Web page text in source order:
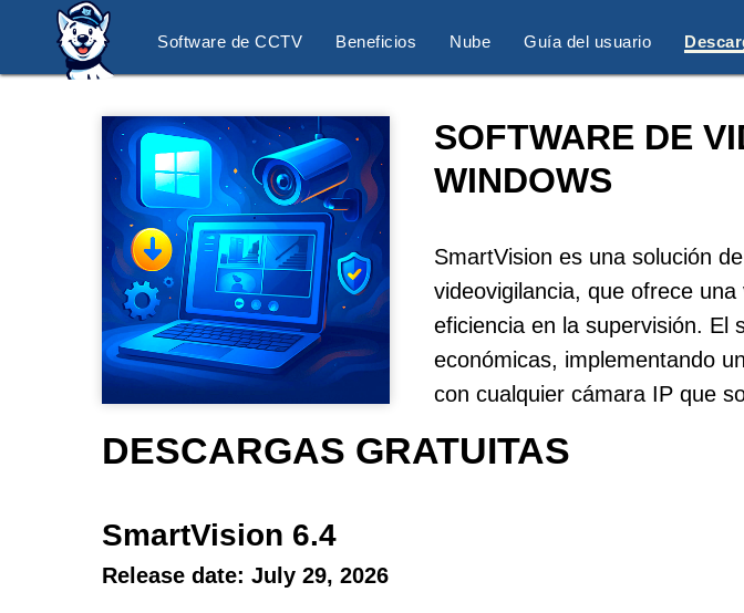
Software de CCTV Beneficios Nube Guía del usuario
SOFTWARE DE
WINDOWS
SmartVision es una solución
videovigilancia, que ofrece
eficiencia en la supervisión. El
económicas, implementando
con cualquier cámara IP que
DESCARGAS GRATUITAS
SmartVision 6.4
Release date: July 29, 2026